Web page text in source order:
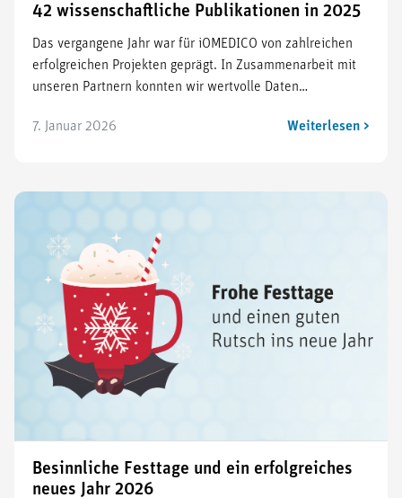
42 wissenschaftliche Publikationen in 2025
Das vergangene Jahr war für iOMEDICO von zahlreichen
erfolgreichen Projekten geprägt. In Zusammenarbeit mit
unseren Partnern konnten wir wertvolle Daten…
7. Januar 2026 Weiterlesen >
Besinnliche Festtage und ein erfolgreiches
neues Jahr 2026